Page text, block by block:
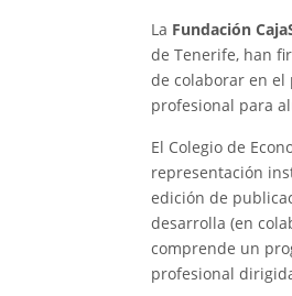
La Fundación
de Tenerife, han
de colaborar en el
profesional para
El Colegio de
representación
edición de
desarrolla (en
comprende un
profesional